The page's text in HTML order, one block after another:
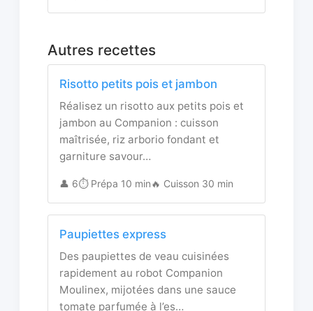
Autres recettes
Risotto petits pois et jambon
Réalisez un risotto aux petits pois et
jambon au Companion : cuisson
maîtrisée, riz arborio fondant et
garniture savour…
👤 6⏱️ Prépa 10 min🔥 Cuisson 30 min
Paupiettes express
Des paupiettes de veau cuisinées
rapidement au robot Companion
Moulinex, mijotées dans une sauce
tomate parfumée à l’es…